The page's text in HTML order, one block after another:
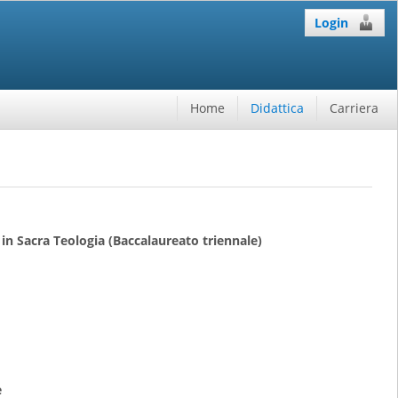
Login
Home Didattica Carriera
Sacra Teologia (Baccalaureato triennale)